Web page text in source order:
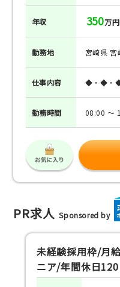
年収 350万
勤務地 宮崎県 宮
仕事内容 ◆・◆・
勤務時間 08:00 ～
PR求人 Sponsored by
未経験採用枠/月
ニア/年間休日